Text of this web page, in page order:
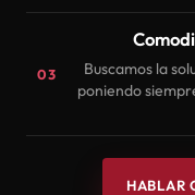
03
Buscamos la
poniendo
HABLAR